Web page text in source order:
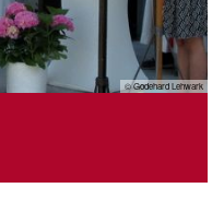
© Godehard Lehwark